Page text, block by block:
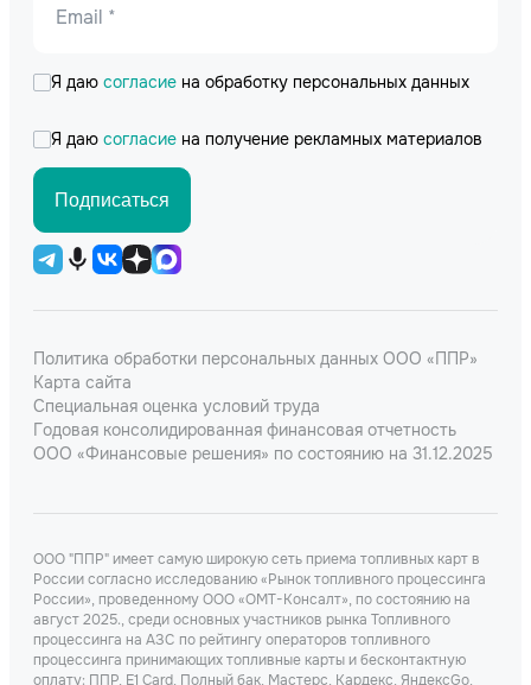
Email *
Я даю согласие на обработку персональных данных
Я даю согласие на получение рекламных материалов
Подписаться
Политика обработки персональных данных ООО «ППР»
Карта сайта
Специальная оценка условий труда
Годовая консолидированная финансовая отчетность
ООО «Финансовые решения» по состоянию на 31.12.2025
ООО "ППР" имеет самую широкую сеть приема топливных карт в
России согласно исследованию «Рынок топливного процессинга
России», проведенному ООО «ОМТ-Консалт», по состоянию на
август 2025., среди основных участников рынка Топливного
процессинга на АЗС по рейтингу операторов топливного
процессинга принимающих топливные карты и бесконтактную
оплату: ППР, Е1 Card, Полный бак, Мастерс, Кардекс, ЯндексGo,